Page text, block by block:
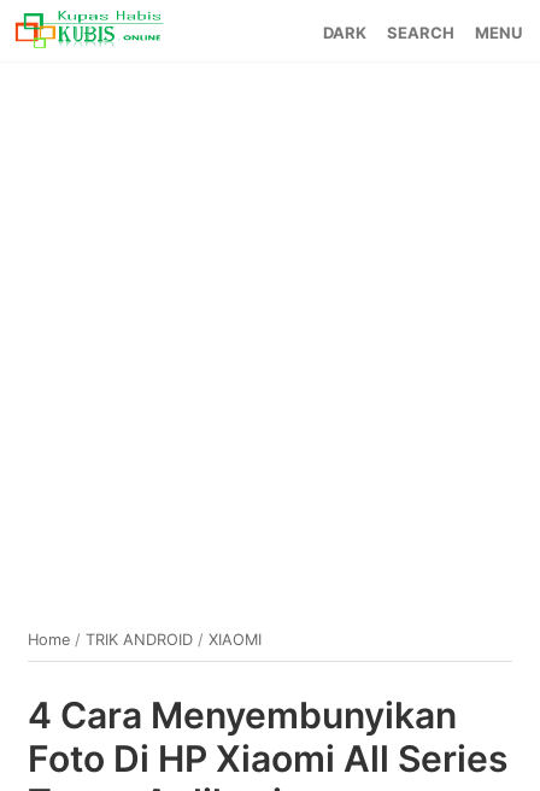
SEARCH MENU
Home /TRIK ANDROID /XIAOMI
4 Cara Menyembunyikan
Foto Di HP Xiaomi All Series